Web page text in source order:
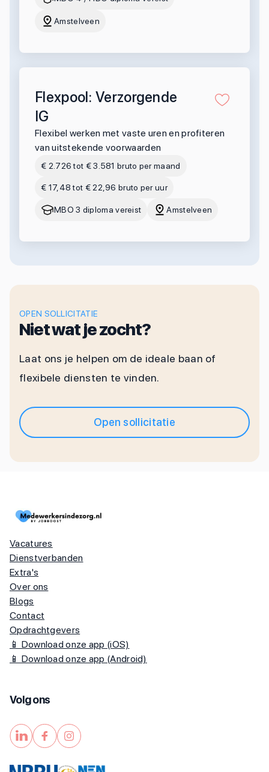
Amstelveen
Flexpool: Verzorgende
IG
Flexibel werken met vaste uren en profiteren
van uitstekende voorwaarden
€ 2.726 tot € 3.581 bruto per maand
€ 17,48 tot € 22,96 bruto per uur
MBO 3 diploma vereist Amstelveen
OPEN SOLLICITATIE
Niet wat je zocht?
Laat ons je helpen om de ideale baan of
flexibele diensten te vinden.
Open sollicitatie
Vacatures
Dienstverbanden
Extra's
Over ons
Blogs
Contact
Opdrachtgevers
📱 Download onze app (iOS)
📱 Download onze app (Android)
Volg ons